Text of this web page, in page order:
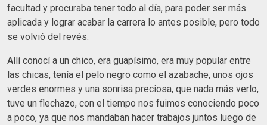
facultad y procuraba tener todo al día, para poder ser más
aplicada y lograr acabar la carrera lo antes posible, pero todo
se volvió del revés.
Allí conocí a un chico, era guapísimo, era muy popular entre
las chicas, tenía el pelo negro como el azabache, unos ojos
verdes enormes y una sonrisa preciosa, que nada más verlo,
tuve un flechazo, con el tiempo nos fuimos conociendo poco
a poco, ya que nos mandaban hacer trabajos juntos luego de